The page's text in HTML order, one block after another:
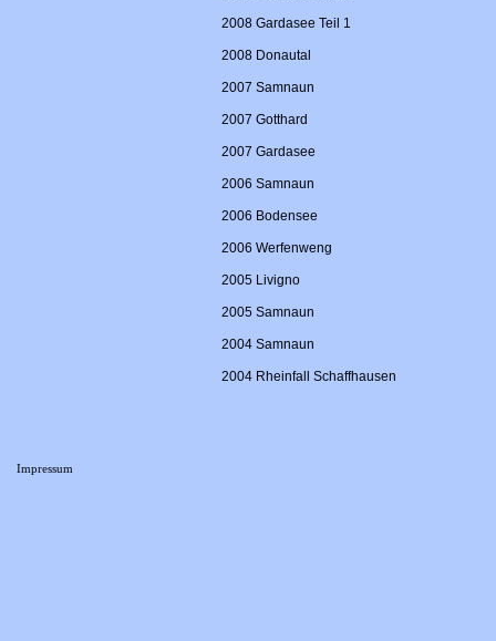
2008 Gardasee Teil 1
2008 Donautal
2007 Samnaun
2007 Gotthard
2007 Gardasee
2006 Samnaun
2006 Bodensee
2006 Werfenweng
2005 Livigno
2005 Samnaun
2004 Samnaun
2004 Rheinfall Schaffhausen
Impressum